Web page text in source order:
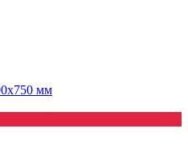
мм